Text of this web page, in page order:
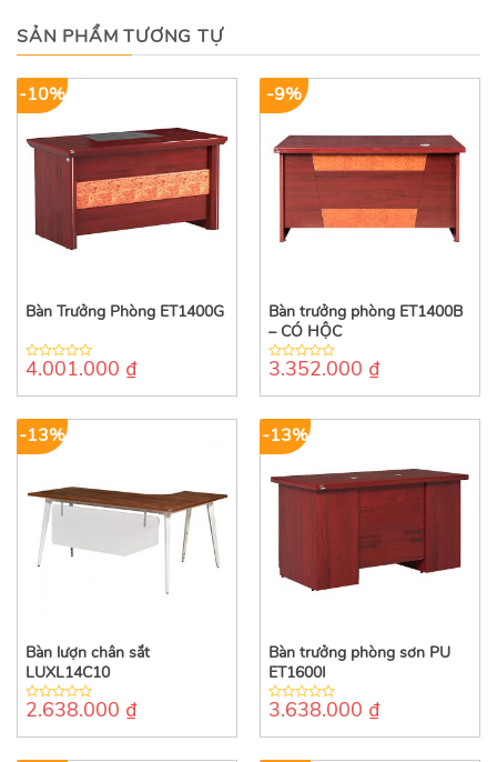
SẢN PHẨM TƯƠNG TỰ
-10%
Bàn Trưởng Phòng ET1400G
0
of
4.001.000 ₫
-9%
Bàn trưởng phòng ET1400B
– CÓ HỘC
0
of
3.352.000 ₫
-13%
Bàn lượn chân sắt
LUXL14C10
0
of
2.638.000 ₫
-13%
Bàn trưởng phòng sơn PU
ET1600I
0
of
3.638.000 ₫